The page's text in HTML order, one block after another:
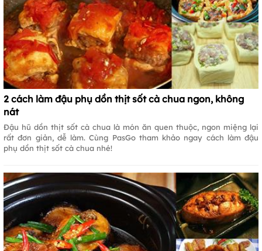
2 cách làm đậu phụ dồn thịt sốt cà chua ngon, không
nát
Đậu hũ dồn thịt sốt cà chua là món ăn quen thuộc, ngon miệng lại
rất đơn giản, dễ làm. Cùng PasGo tham khảo ngay cách làm đậu
phụ dồn thịt sốt cà chua nhé!